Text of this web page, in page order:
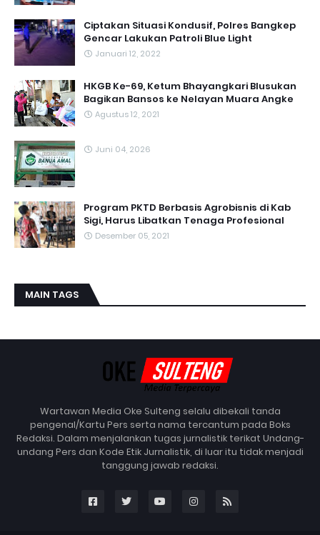
Ciptakan Situasi Kondusif, Polres Bangkep
Gencar Lakukan Patroli Blue Light
Januari 12, 2022
HKGB Ke-69, Ketum Bhayangkari Blusukan
Bagikan Bansos ke Nelayan Muara Angke
Agustus 12, 2021
Juni 04, 2026
Program PKTD Berbasis Agrobisnis di Kab
Sigi, Harus Libatkan Tenaga Profesional
Desember 05, 2021
MAIN TAGS
Wartawan Media Oke Sulteng selalu dibekali tanda
pengenal/Kartu Pers serta nama tercantum pada Boks
Redaksi. Dalam menjalankan tugas jurnalistik terikat Undang-
undang Pers dan Kode Etik Jurnalistik, di luar itu tidak menjadi
tanggung jawab redaksi.